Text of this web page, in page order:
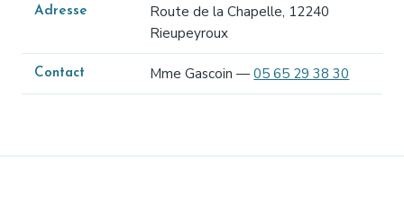
Adresse
Route de la Chapelle, 12240
Rieupeyroux
Contact Mme Gascoin —05 65 29 38 30